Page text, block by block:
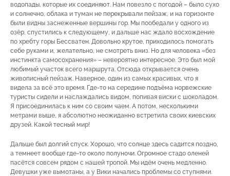
водопады, которые их соединяют. Нам повезло с погодой – было сухо
и солнечно, облака и туман не перекрывали пейзаж, и на горизонте
были видны заснеженные вершины гор. Мы пообедали у одного из
озёр, спустились к следующему, и дальше нас ждало восхождение
по хребту горы Бессватен. Довольно крутое, приходилось помогать
себе руками и, желательно, не смотреть вниз. Но для человека «без
инстинкта самосохранения» – невероятно интересное. Это был мой
любимый участок всего маршрута. Отсюда открывается очень
живописный пейзаж. Наверное, один из самых красивых, что я
видела за всё это время. Где-то на середине подъёма норвежские
туристы сидели и наслаждались видом, попивая виски с шоколадом.
Я присоединилась к ним со своим чаем. А потом, несколькими
метрами выше, я абсолютно неожиданно встретила своих киевских
друзей. Какой тесный мир!
Дальше был долгий спуск. Хорошо, что солнце здесь садится поздно,
а темнеет вообще где-то около полуночи. Огромное стадо оленей
пасётся совсем рядом с нашей тропой. Мы идём очень медленно.
Девушки уже вымотаны, а у Вики начались проблемы со ступнями.